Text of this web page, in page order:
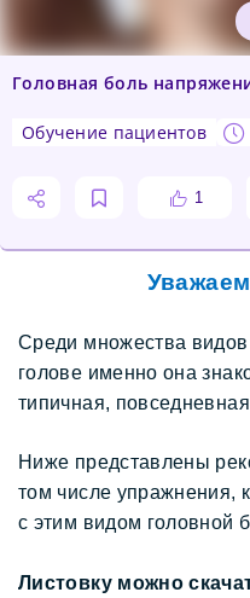
Головная боль
обучение пациентов
1
Среди множества
голове именно она
типичная,
Ниже представлены
том числе упражнения,
с этим видом головной
Листовку можно